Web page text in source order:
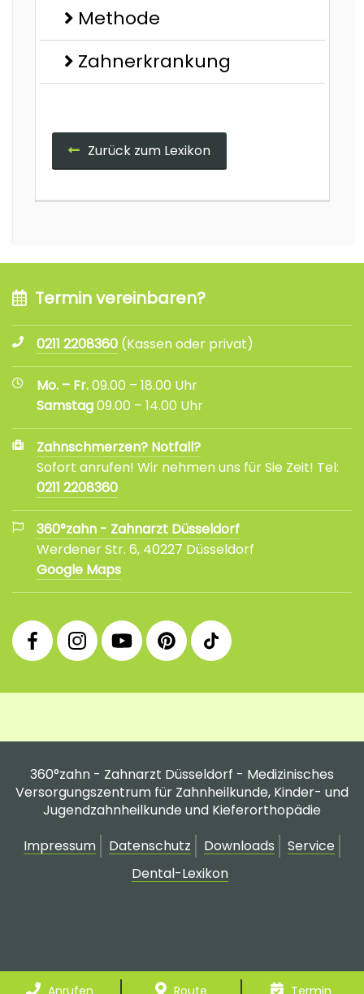
Methode
Zahnerkrankung
Zurück zum Lexikon
Termin vereinbaren?
0211 2208360 (Kassen oder privat)
Mo. – Fr.09.00 – 18.00 Uhr
Samstag09.00 – 14.00 Uhr
Zahnschmerzen? Notfall?
Sofort anrufen! Wir nehmen uns für Sie Zeit! Tel:
0211 2208360
360°zahn - Zahnarzt Düsseldorf
Werdener Str. 6, 40227 Düsseldorf
Google Maps
360°
Facebook
Fanpage
360°
Instagram
Praxis
360°
YouTube
Channel
360°
Pinterest
Profil
360°
tiktok
Profil
360°zahn - Zahnarzt Düsseldorf - Medizinisches
Versorgungszentrum für Zahnheilkunde, Kinder- und
Jugendzahnheilkunde und Kieferorthopädie
Impressum
Datenschutz Downloads
Service
Dental-Lexikon
Anrufen Route Termin